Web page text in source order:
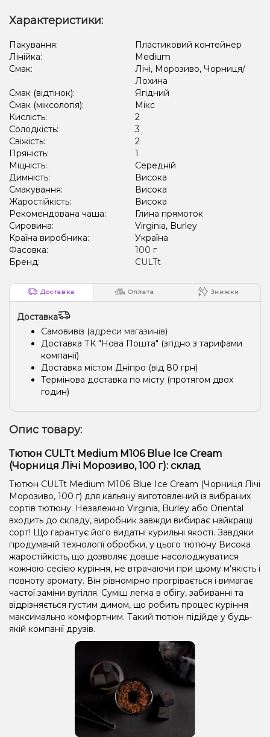
Полуниця, Пиріг/Кондитерка, Чізкейк
Амарето, Лимон, Пиріг/Кондитерка Виноград, Лід/Холодок
Апельсин, Грейпфрут Кавун, Ягоди
Характеристики:
Пакування:
Пластиковий контейнер
Лінійка:
Medium
Смак:
Лічі, Морозиво, Чорниця/
Лохина
Смак (відтінок):
Ягідний
Смак (міксологія):
Мікс
Кислість:
2
Солодкість:
3
Свіжість:
2
Пряність:
1
Міцність:
Середній
Димність:
Висока
Смакування:
Висока
Жаростійкість:
Висока
Рекомендована чаша:
Глина прямоток
Сировина:
Virginia, Burley
Країна виробника:
Україна
Фасовка:
100 г
Бренд:
CULTt
Доставка Оплата Знижки
Доставка
Самовивіз (адреси магазинів)
Доставка ТК "Нова Пошта" (згідно з тарифами
компанії)
Доставка містом Дніпро (від 80 грн)
Термінова доставка по місту (протягом двох
годин)
Опис товару:
Тютюн CULTt Medium M106 Blue Ice Cream
(Чорниця Лічі Морозиво, 100 г): склад
Тютюн CULTt Medium M106 Blue Ice Cream (Чорниця Лічі
Морозиво, 100 г) для кальяну виготовлений із вибраних
сортів тютюну. Незалежно Virginia, Burley або Oriental
входить до складу, виробник завжди вибирає найкращі
сорт! Що гарантує його видатні курильні якості. Завдяки
продуманій технології обробки, у цього тютюну Висока
жаростійкість, що дозволяє довше насолоджуватися
кожною сесією куріння, не втрачаючи при цьому м'якість і
повноту аромату. Він рівномірно прогрівається і вимагає
частої заміни вугілля. Суміш легка в обігу, забиванні та
відрізняється густим димом, що робить процес куріння
максимально комфортним. Такий тютюн підійде у будь-
якій компанії друзів.